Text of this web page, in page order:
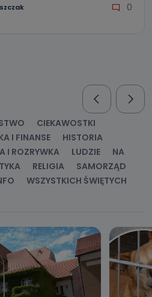
0
CIEKAWOSTKI
I FINANSE
HISTORIA
I ROZRYWKA LUDZIE
NA
RELIGIA
SAMORZĄD
WSZYSTKICH ŚWIĘTYCH